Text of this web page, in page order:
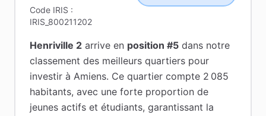
Code IRIS :
IRIS_800211202
Henriville 2 arrive en position #5 dans notre
classement des meilleurs quartiers pour
investir à Amiens. Ce quartier compte 2 085
habitants, avec une forte proportion de
jeunes actifs et étudiants, garantissant la